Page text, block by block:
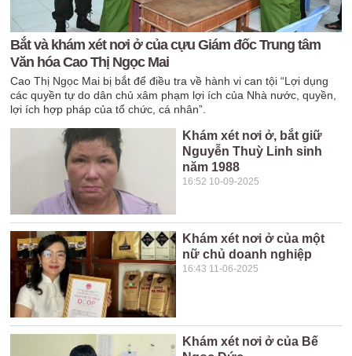
Bắt và khám xét nơi ở của cựu Giám đốc Trung tâm
Văn hóa Cao Thị Ngọc Mai
Cao Thị Ngọc Mai bị bắt để điều tra về hành vi can tội “Lợi dụng
các quyền tự do dân chủ xâm phạm lợi ích của Nhà nước, quyền,
lợi ích hợp pháp của tổ chức, cá nhân”.
Khám xét nơi ở, bắt giữ
Nguyễn Thuỳ Linh sinh
năm 1988
16:52 10-09-2025
Khám xét nơi ở của một
nữ chủ doanh nghiệp
16:43 11-06-2025
Khám xét nơi ở của Bế